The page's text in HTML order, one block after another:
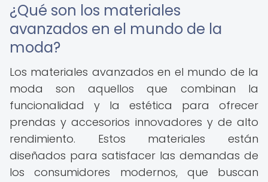
¿Qué son los materiales
avanzados en el mundo de la
moda?
Los materiales avanzados en el mundo de la
moda son aquellos que combinan la
funcionalidad y la estética para ofrecer
prendas y accesorios innovadores y de alto
rendimiento. Estos materiales están
diseñados para satisfacer las demandas de
los consumidores modernos, que buscan